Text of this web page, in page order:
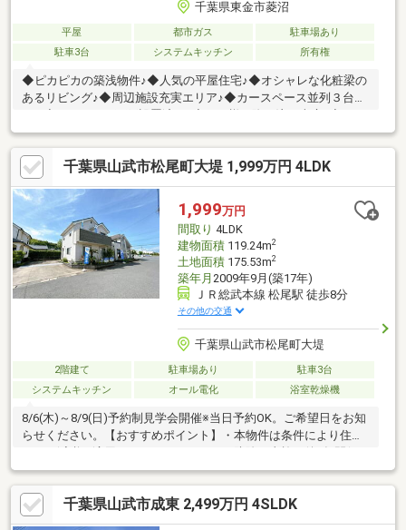
千葉県東金市菱沼
平屋 都市ガス
駐車場あり
駐車3台
システムキッチン 所有権
◆ピカピカの築浅物件♪◆人気の平屋住宅♪◆オシャレな化粧梁の
あるリビング♪◆周辺施設充実エリア♪◆カースペース並列３台分
千葉県山武市松尾町大堤 1,999万円 4LDK
1,999万円
間取り 4LDK
建物面積119.24m2
土地面積175.53m2
築年月 2009年9月(築17年)
ＪＲ総武本線 松尾駅 徒歩8分
その他の交通
千葉県山武市松尾町大堤
2階建て 駐車場あり
駐車3台
システムキッチン
オール電化 浴室乾燥機
8/6(木)～8/9(日)予約制見学会開催※当日予約OK。ご希望日をお知
らせください。【おすすめポイント】・本物件は条件により住宅
ローン減税が適用されます。・シロアリ防除工事施工後5年間保
証・お客様に合わせたローンの組み方や金融機関をご提案。住宅
ローンが初めての方でもお気軽にご相談ください【リフォーム内
容】シロアリ防除工事（5年保証付き）ハウスクリーニング【間
取・駐車場・庭・立地】・4LDKの間取り・駐車場4台あり・土地
千葉県山武市成東 2,499万円 4SLDK